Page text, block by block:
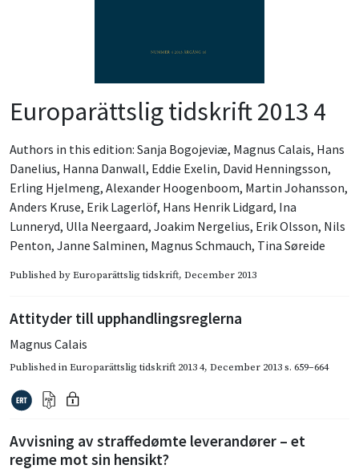
Europarättslig tidskrift 2013 4
Authors in this edition: Sanja Bogojeviæ, Magnus Calais, Hans
Danelius, Hanna Danwall, Eddie Exelin, David Henningsson,
Erling Hjelmeng, Alexander Hoogenboom, Martin Johansson,
Anders Kruse, Erik Lagerlöf, Hans Henrik Lidgard, Ina
Lunneryd, Ulla Neergaard, Joakim Nergelius, Erik Olsson, Nils
Penton, Janne Salminen, Magnus Schmauch, Tina Søreide
Published byEuroparättslig tidskrift, December 2013
Attityder till upphandlingsreglerna
Magnus Calais
Published inEuroparättslig tidskrift 2013 4, December 2013s. 659–664
Avvisning av straffedømte leverandører – et
regime mot sin hensikt?